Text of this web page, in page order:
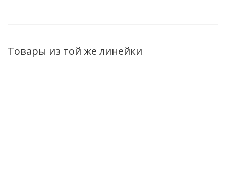
Товары из той же линейки